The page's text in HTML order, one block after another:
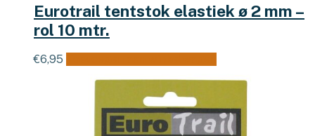
Eurotrail tentstok elastiek ø 2 mm –
rol 10 mtr.
€6,95